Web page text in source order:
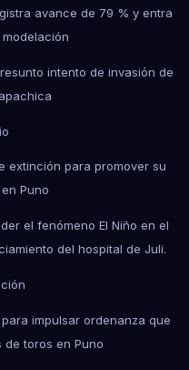
avance de 79 % y entra
intento de invasión de
extinción para promover su
Puno
el fenómeno El Niño en el
del hospital de Juli.
impulsar ordenanza que
toros en Puno